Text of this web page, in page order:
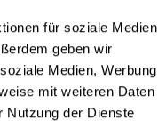
für soziale Medien
geben wir
Medien, Werbung
mit weiteren Daten
Nutzung der Dienste